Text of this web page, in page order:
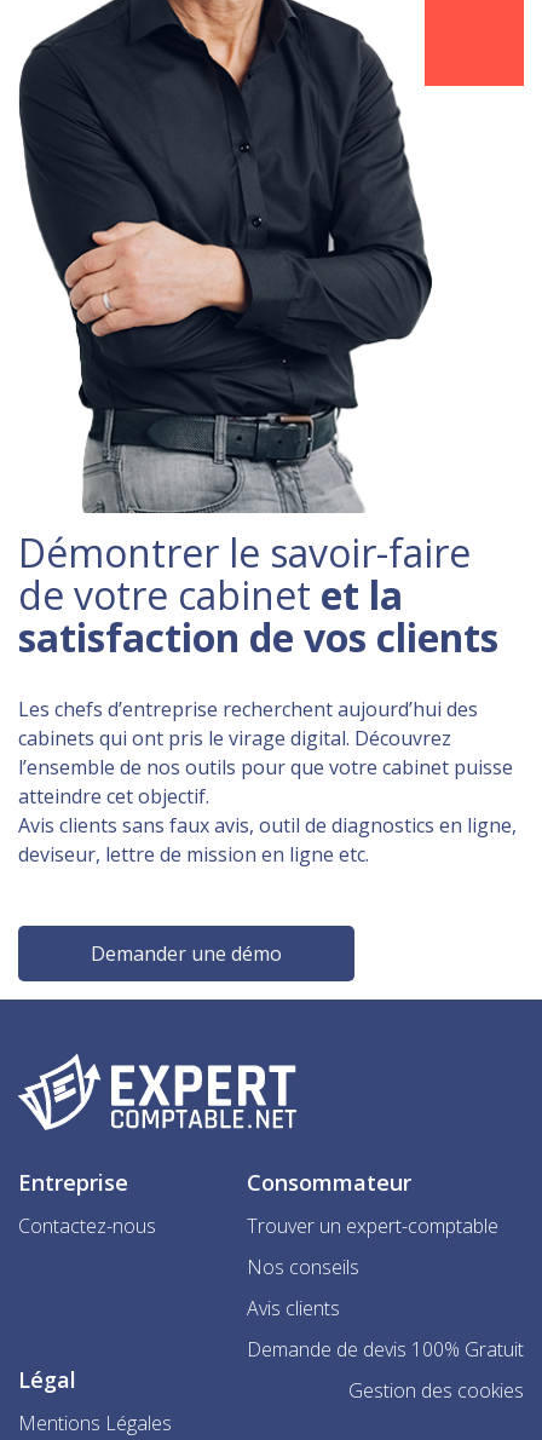
Démontrer le savoir-faire
de votre cabinet et la
satisfaction de vos clients
Les chefs d’entreprise recherchent aujourd’hui des
cabinets qui ont pris le virage digital. Découvrez
l’ensemble de nos outils pour que votre cabinet puisse
atteindre cet objectif.
Avis clients sans faux avis, outil de diagnostics en ligne,
deviseur, lettre de mission en ligne etc.
Demander une démo
Entreprise
Contactez-nous
Consommateur
Trouver un expert-comptable
Nos conseils
Avis clients
Demande de devis 100% Gratuit
Légal
Mentions Légales
Gestion des cookies